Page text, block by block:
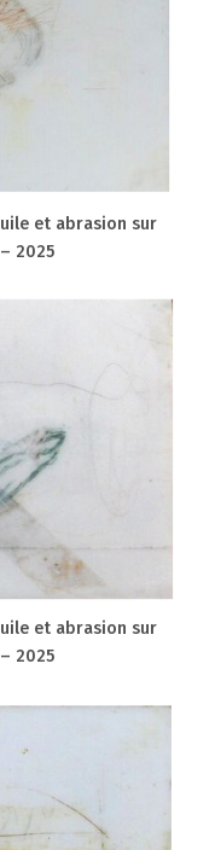
et abrasion sur
2025
et abrasion sur
2025